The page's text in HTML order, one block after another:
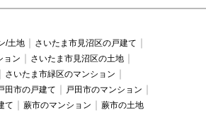
/土地
さいたま市見沼区の戸建て
ョン
さいたま市見沼区の土地
さいたま市緑区のマンション
田市の戸建て
戸田市のマンション
て 蕨市のマンション 蕨市の土地